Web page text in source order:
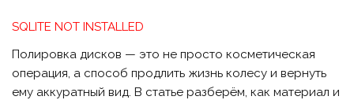
SQLITE NOT INSTALLED
Полировка дисков — это не просто косметическая
операция, а способ продлить жизнь колесу и вернуть
ему аккуратный вид. В статье разберём, как материал и